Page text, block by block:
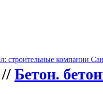
строительные компании
Бетон.